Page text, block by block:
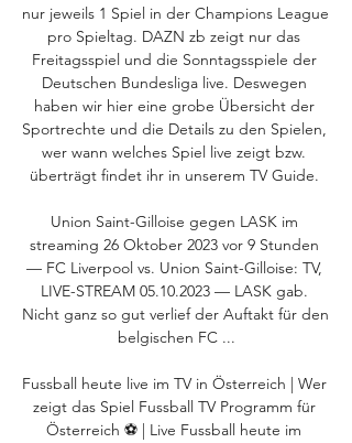
nur jeweils 1 Spiel in der Champions League
pro Spieltag. DAZN zb zeigt nur das
Freitagsspiel und die Sonntagsspiele der
Deutschen Bundesliga live. Deswegen
haben wir hier eine grobe Übersicht der
Sportrechte und die Details zu den Spielen,
wer wann welches Spiel live zeigt bzw.
überträgt findet ihr in unserem TV Guide.
Union Saint-Gilloise gegen LASK im
streaming 26 Oktober 2023 vor 9 Stunden
— FC Liverpool vs. Union Saint-Gilloise: TV,
LIVE-STREAM 05.10.2023 — LASK gab.
Nicht ganz so gut verlief der Auftakt für den
belgischen FC ...
Fussball heute live im TV in Österreich | Wer
zeigt das Spiel Fussball TV Programm für
Österreich ⚽ | Live Fussball heute im